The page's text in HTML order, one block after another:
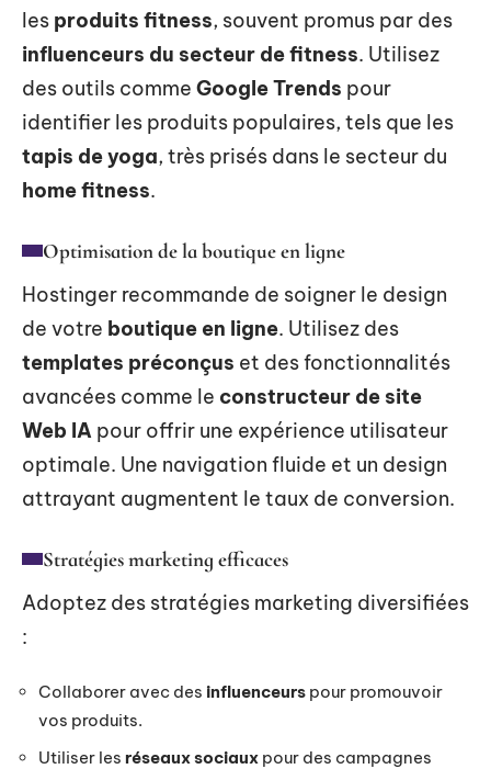
les produits fitness, souvent promus par des
influenceurs du secteur de fitness. Utilisez
des outils comme Google Trends pour
identifier les produits populaires, tels que les
tapis de yoga, très prisés dans le secteur du
home fitness.
Optimisation de la boutique en ligne
Hostinger recommande de soigner le design
de votre boutique en ligne. Utilisez des
templates préconçus et des fonctionnalités
avancées comme le constructeur de site
Web IA pour offrir une expérience utilisateur
optimale. Une navigation fluide et un design
attrayant augmentent le taux de conversion.
Stratégies marketing efficaces
Adoptez des stratégies marketing diversifiées
:
Collaborer avec des influenceurs pour promouvoir
vos produits.
Utiliser les réseaux sociaux pour des campagnes